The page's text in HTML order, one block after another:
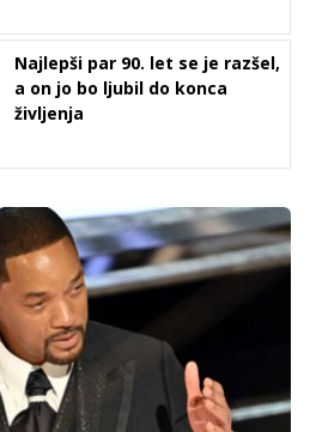
Najlepši par 90. let se je razšel,
a on jo bo ljubil do konca
življenja